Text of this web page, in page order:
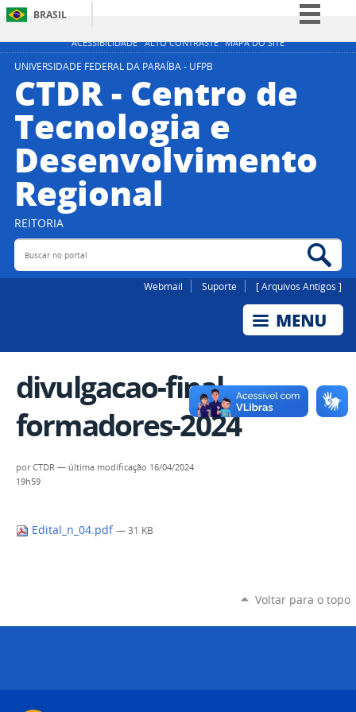
ACESSIBILIDADE ALTO CONTRASTE MAPA DO SITE
BRASIL
Simplifique!
Participe
Legislação
Canais
UNIVERSIDADE FEDERAL DA PARAÍBA - UFPB
CTDR - Centro de
Tecnologia e
Desenvolvimento
Regional
REITORIA
Buscar no portal
Webmail Suporte [ Arquivos Antigos ]
divulgacao-final-
formadores-2024
porCTDR — última modificação 16/04/2024
19h59
Edital_n_04.pdf — 31 KB
Voltar para o topo